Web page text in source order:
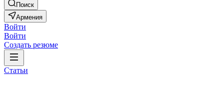
Поиск
Армения
Войти
Войти
Создать резюме
Статьи